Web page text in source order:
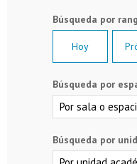
Hoy
Búsqueda por
Búsqueda por